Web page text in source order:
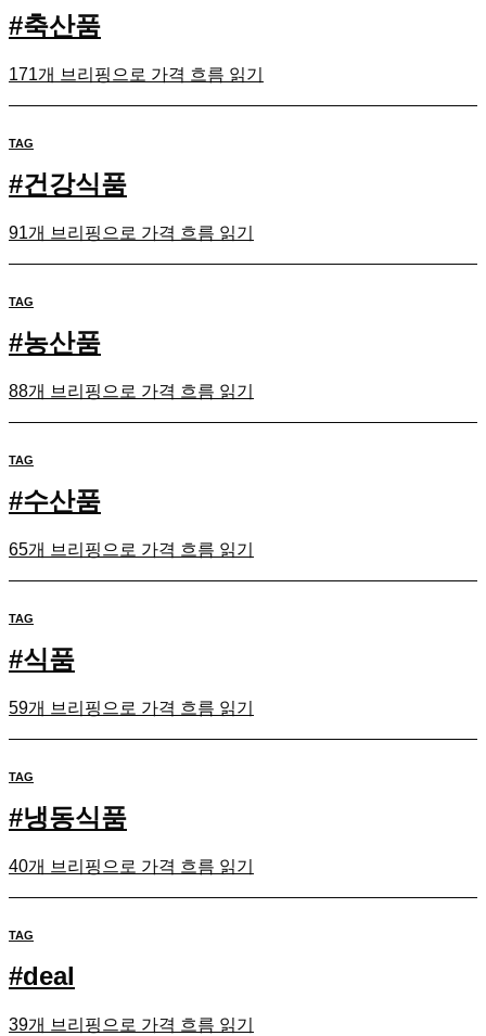
#축산품
171개 브리핑으로 가격 흐름 읽기
TAG
#건강식품
91개 브리핑으로 가격 흐름 읽기
TAG
#농산품
88개 브리핑으로 가격 흐름 읽기
TAG
#수산품
65개 브리핑으로 가격 흐름 읽기
TAG
#식품
59개 브리핑으로 가격 흐름 읽기
TAG
#냉동식품
40개 브리핑으로 가격 흐름 읽기
TAG
#deal
39개 브리핑으로 가격 흐름 읽기